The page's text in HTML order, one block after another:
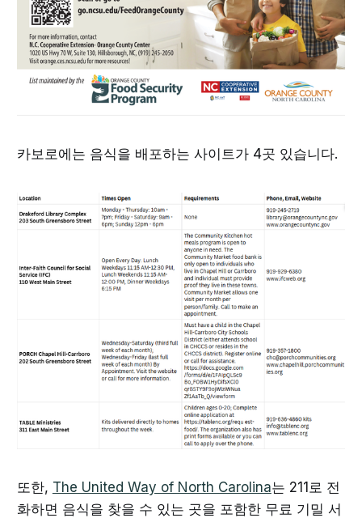
카보로에는 음식을 배포하는 사이트가 4곳 있습니다.
또한, The United Way of North Carolina는 211로 전
화하면 음식을 찾을 수 있는 곳을 포함한 무료 기밀 서